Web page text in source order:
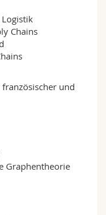
Chains
und
Graphentheorie